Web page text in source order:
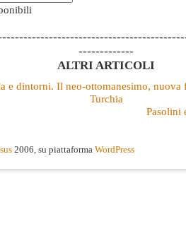
-------------
ALTRI ARTICOLI
e dintorni. Il neo-ottomanesimo, nuova
Turchia
Pasolini
2006, su piattaforma WordPress